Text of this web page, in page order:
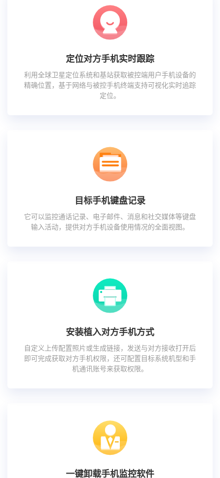
定位对方手机实时跟踪
利用全球卫星定位系统和基站获取被控端用户手机设备的
精确位置，基于网络与被控手机终端支持可视化实时追踪
定位。
目标手机键盘记录
它可以监控通话记录、电子邮件、消息和社交媒体等键盘
输入活动，提供对方手机设备使用情况的全面视图。
安装植入对方手机方式
自定义上传配置照片或生成链接，发送与对方接收打开后
即可完成获取对方手机权限，还可配置目标系统机型和手
机通讯账号来获取权限。
一键卸载手机监控软件